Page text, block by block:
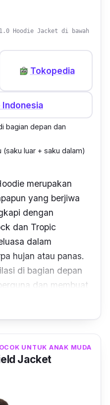
Hoodie Jacket di bawah
Tokopedia
Indonesia
bagian depan dan
(saku luar + saku dalam)
merupakan
yang berjiwa
dengan
dan Tropic
dalam
hujan atau panas.
di bagian depan
dan membuat
jumlah keringat
dan super aman.
dibuat elastis,
penambahan
saku luar dan saku
UNTUK ANAK MUDA
Jacket